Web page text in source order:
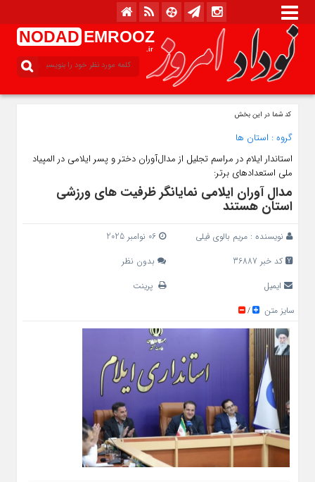
NODAD EMROOZ
.ir
کد شما در این بخش
گروه : استان ها
استاندار ایلام در مراسم تجلیل از مدال‌آوران دختر و پسر ایلامی در المپیاد
ملی استعدادهای برتر:
مدال‌ آوران ایلامی نمایانگر ظرفیت‌ های ورزشی
استان هستند
نویسنده : مریم بالوی فیلی
06 نوامبر 2025
کد خبر 36887
بدون نظر
ایمیل
پرینت
سایز متن
/